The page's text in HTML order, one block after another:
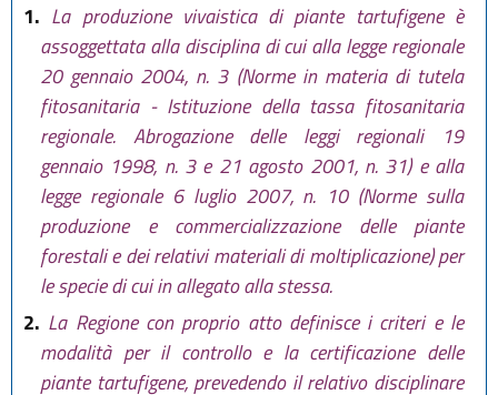
1. La produzione vivaistica di piante tartufigene è
assoggettata alla disciplina di cui alla legge regionale
20 gennaio 2004, n. 3 (Norme in materia di tutela
fitosanitaria - Istituzione della tassa fitosanitaria
regionale. Abrogazione delle leggi regionali 19
gennaio 1998, n. 3 e 21 agosto 2001, n. 31) e alla
legge regionale 6 luglio 2007, n. 10 (Norme sulla
produzione e commercializzazione delle piante
forestali e dei relativi materiali di moltiplicazione) per
le specie di cui in allegato alla stessa.
2. La Regione con proprio atto definisce i criteri e le
modalità per il controllo e la certificazione delle
piante tartufigene, prevedendo il relativo disciplinare